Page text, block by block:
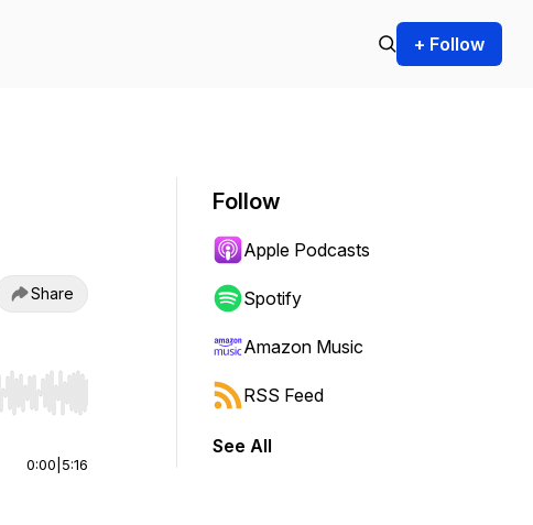
+ Follow
Share
or end. Hold shift to jump forward or backward.
0:00 5:16
Follow
Apple Podcasts
Spotify
Amazon Music
RSS Feed
See All